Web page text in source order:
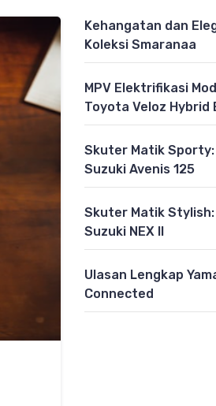
Kehangatan dan
Koleksi Smaranaa
MPV Elektrifikasi
Toyota Veloz Hybrid
Skuter Matik Sporty:
Suzuki Avenis 125
Skuter Matik Stylish:
Suzuki NEX II
Ulasan Lengkap
Connected